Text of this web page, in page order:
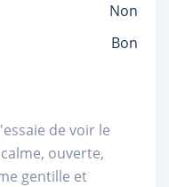
Non
Bon
de voir le
ouverte,
gentille et